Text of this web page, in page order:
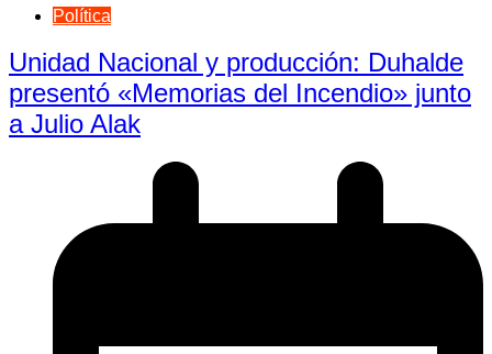
Política
Unidad Nacional y producción: Duhalde
presentó «Memorias del Incendio» junto
a Julio Alak